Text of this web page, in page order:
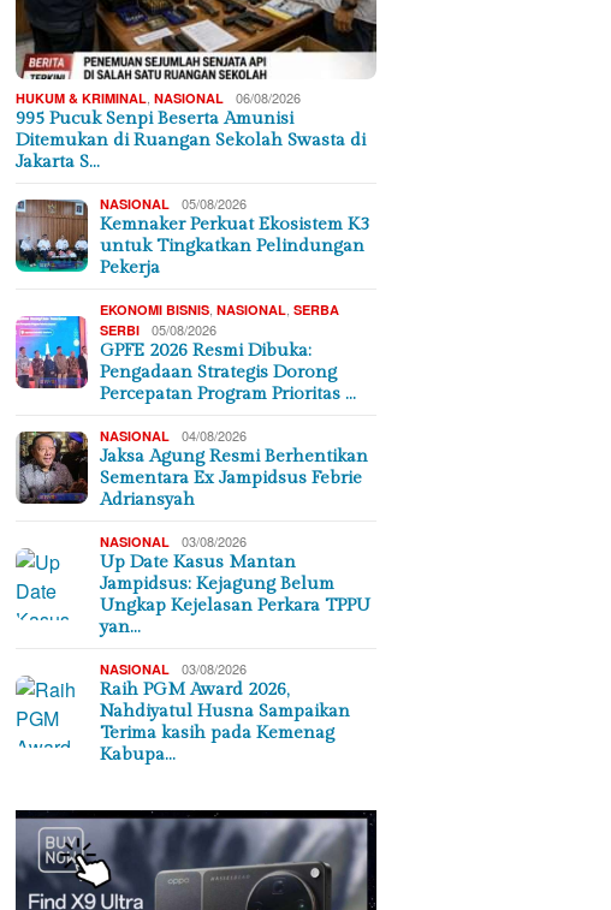
HUKUM & KRIMINAL ,NASIONAL 06/08/2026
995 Pucuk Senpi Beserta Amunisi
Ditemukan di Ruangan Sekolah Swasta di
Jakarta S…
NASIONAL 05/08/2026
Kemnaker Perkuat Ekosistem K3
untuk Tingkatkan Pelindungan
Pekerja
EKONOMI BISNIS ,NASIONAL ,SERBA
SERBI
05/08/2026
GPFE 2026 Resmi Dibuka:
Pengadaan Strategis Dorong
Percepatan Program Prioritas …
NASIONAL 04/08/2026
Jaksa Agung Resmi Berhentikan
Sementara Ex Jampidsus Febrie
Adriansyah
NASIONAL 03/08/2026
Up Date Kasus Mantan
Jampidsus: Kejagung Belum
Ungkap Kejelasan Perkara TPPU
yan…
NASIONAL 03/08/2026
Raih PGM Award 2026,
Nahdiyatul Husna Sampaikan
Terima kasih pada Kemenag
Kabupa…